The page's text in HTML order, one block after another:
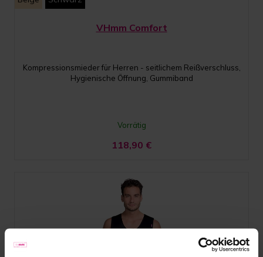
VHmm Comfort
Kompressionsmieder für Herren - seitlichem Reißverschluss,
Hygienische Öffnung, Gummiband
Vorrätig
118,90 €